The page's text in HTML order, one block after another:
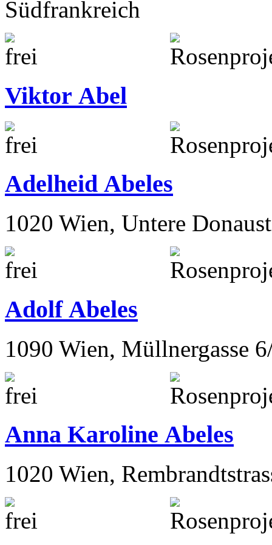
Südfrankreich
Viktor Abel
Adelheid Abeles
1020 Wien, Untere
Adolf Abeles
1090 Wien, Müllnergasse
Anna Karoline Abeles
1020 Wien,